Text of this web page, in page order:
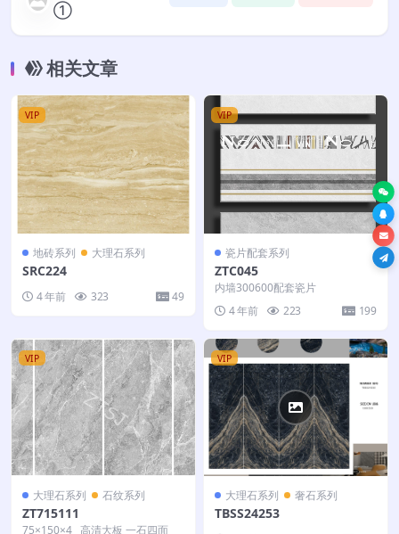
①
相关文章
VIP
地砖系列 大理石系列
SRC224
4 年前 323 49
VIP
瓷片配套系列
ZTC045
内墙300600配套瓷片
4 年前
223 199
VIP
大理石系列 石纹系列
ZT715111
75×150×4 高清大板 一石四面
VIP
大理石系列 奢石系列
TBSS24253